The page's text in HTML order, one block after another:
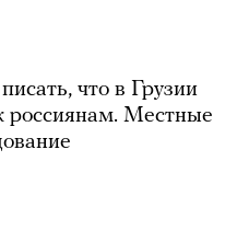
что в Грузии
россиянам. Местные